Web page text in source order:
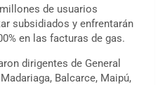
de usuarios
subsidiados y enfrentarán
en las facturas de gas.
dirigentes de General
Balcarce, Maipú,